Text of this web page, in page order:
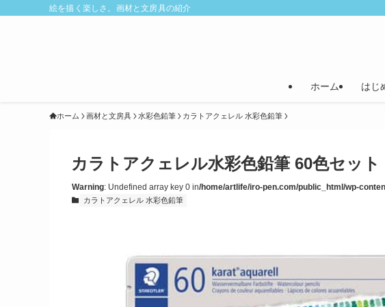
絵を描く楽しさ。画材と文房具の紹介
ホーム はじ
ホーム 画材と文房具 水彩色鉛筆 カラトアクェレル 水彩色鉛筆
カラトアクェレル水彩色鉛筆 60色セット
Warning: Undefined array key 0 in/home/artlife/iro-pen.com/public_html/wp-
カラトアクェレル 水彩色鉛筆